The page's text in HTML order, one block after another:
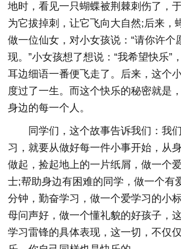
地时，看见一只蝴蝶被荆棘刺伤了，
为它拔掉刺，让它飞向大自然;后来，
做一位仙女，对小女孩说：“请你许个
现。”小女孩想了想说：“我希望快乐”
耳边细语一番便飞走了。后来，这个
度过了一生。而这个快乐的秘密就是
身边的每一个人。
同学们，这个故事告诉我们：我们
习，就要从做好每一件小事开始，从
做起，捡起地上的一片纸屑，做一个
士;帮助身边有困难的同学，做一个有
分钟，勤奋学习，做一个爱学习的小
母问声好，做一个懂礼貌的好孩子，
学习雷锋的具体表现，这一切，不仅